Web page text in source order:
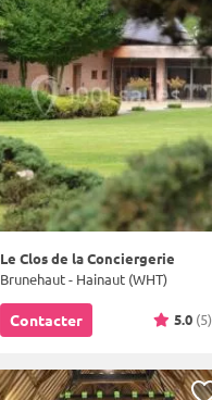
Le Clos de la Conciergerie
Brunehaut - Hainaut (WHT)
Contacter 5.0 (5)